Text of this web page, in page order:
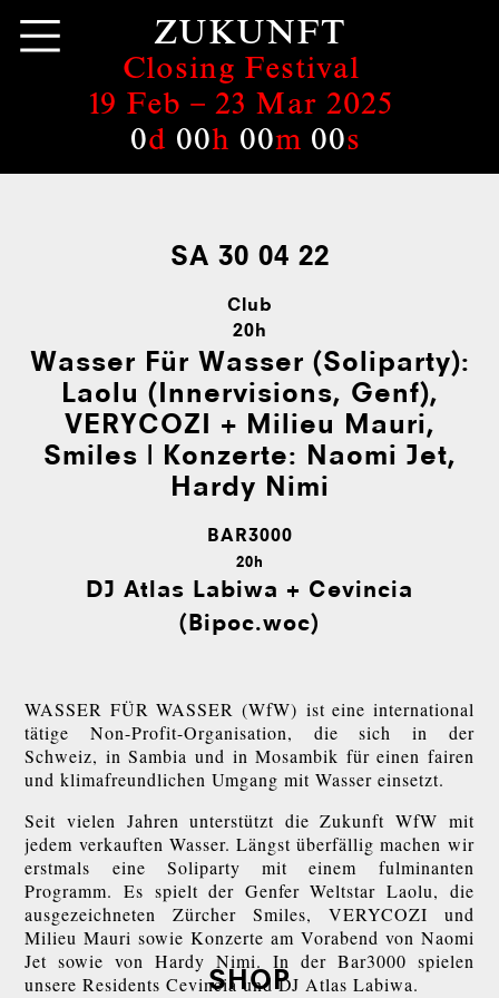
ZUKUNFT
Closing Festival
19 Feb – 23 Mar 2025
0d 00h 00m 00s
SA 30 04 22
Club
20h
Wasser Für Wasser (Soliparty):
Laolu (Innervisions, Genf),
VERYCOZI + Milieu Mauri,
Smiles | Konzerte: Naomi Jet,
Hardy Nimi
BAR3000
20h
DJ Atlas Labiwa + Cevincia
(Bipoc.woc)
WASSER FÜR WASSER (WfW) ist eine international
tätige Non-Profit-Organisation, die sich in der
Schweiz, in Sambia und in Mosambik für einen fairen
und klimafreundlichen Umgang mit Wasser einsetzt.
Seit vielen Jahren unterstützt die Zukunft WfW mit
jedem verkauften Wasser. Längst überfällig machen wir
erstmals eine Soliparty mit einem fulminanten
Programm. Es spielt der Genfer Weltstar Laolu, die
ausgezeichneten Zürcher Smiles, VERYCOZI und
Milieu Mauri sowie Konzerte am Vorabend von Naomi
Jet sowie von Hardy Nimi. In der Bar3000 spielen
unsere Residents Cevincia und DJ Atlas Labiwa.
SHOP